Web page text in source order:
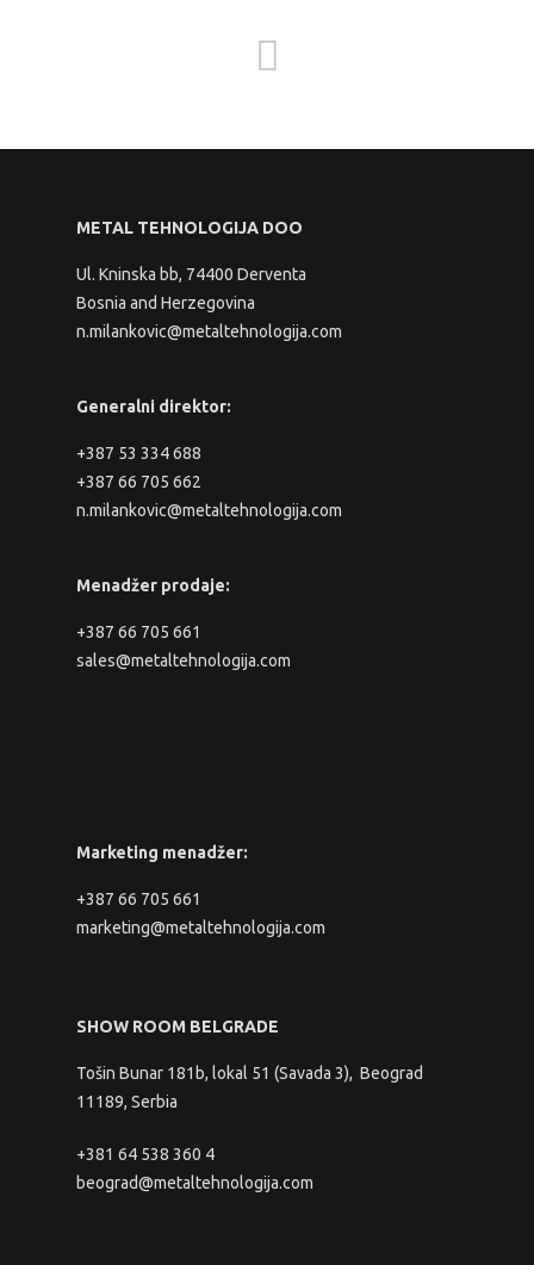
METAL TEHNOLOGIJA DOO
Ul. Kninska bb, 74400 Derventa
Bosnia and Herzegovina
n.milankovic@metaltehnologija.com
Generalni direktor:
+387 53 334 688
+387 66 705 662
n.milankovic@metaltehnologija.com
Menadžer prodaje:
+387 66 705 661
sales@metaltehnologija.com
Marketing menadžer:
+387 66 705 661
marketing@metaltehnologija.com
SHOW ROOM BELGRADE
Tošin Bunar 181b, lokal 51 (Savada 3), Beograd
11189, Serbia
+381 64 538 360 4
beograd@metaltehnologija.com